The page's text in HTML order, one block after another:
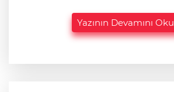
Yazının Devamını Oku